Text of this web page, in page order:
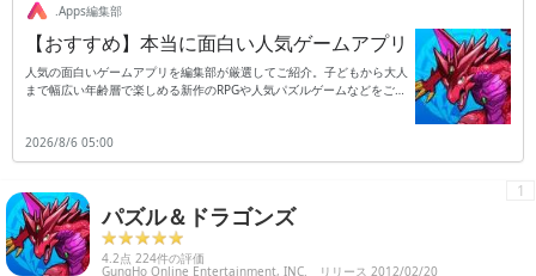
.Apps編集部
【おすすめ】本当に面白い人気ゲームアプリ
人気の面白いゲームアプリを編集部が厳選してご紹介。子どもから大人
まで幅広い年齢層で楽しめる新作のRPGや人気パズルゲームなどをご紹
2026/8/6 05:00
パズル＆ドラゴンズ
4.2点 224件の評価
GungHo Online Entertainment, INC. リリース 2012/02/20
1